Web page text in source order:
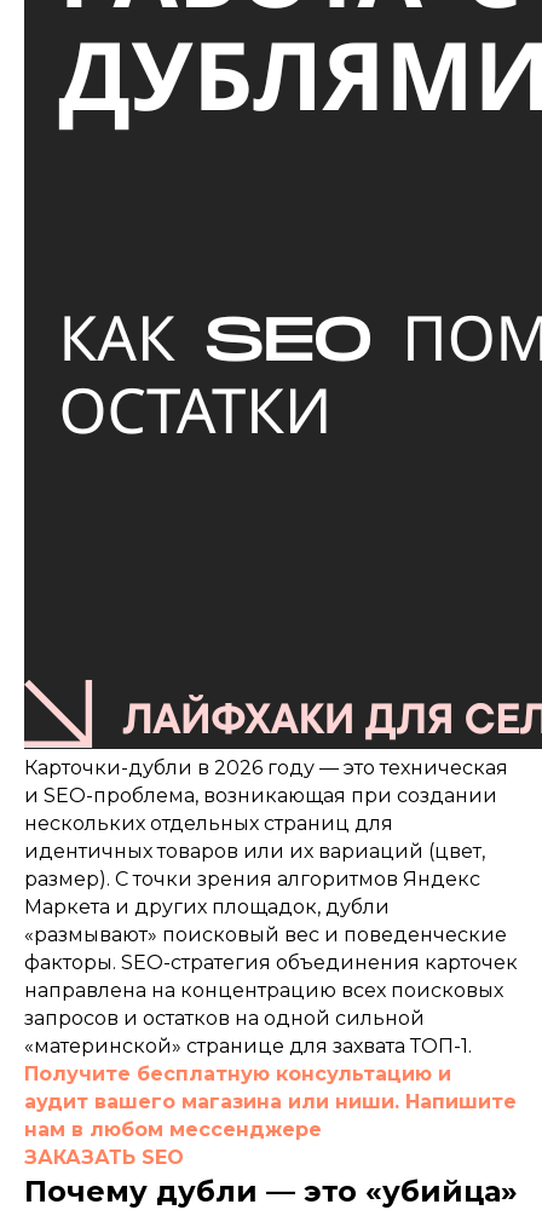
Карточки-дубли в 2026 году — это техническая
и SEO-проблема, возникающая при создании
нескольких отдельных страниц для
идентичных товаров или их вариаций (цвет,
размер). С точки зрения алгоритмов Яндекс
Маркета и других площадок, дубли
«размывают» поисковый вес и поведенческие
факторы. SEO-стратегия объединения карточек
направлена на концентрацию всех поисковых
запросов и остатков на одной сильной
«материнской» странице для захвата ТОП-1.
Получите бесплатную консультацию и
аудит вашего магазина или ниши. Напишите
нам в любом мессенджере
ЗАКАЗАТЬ SEO
Почему дубли — это «убийца»